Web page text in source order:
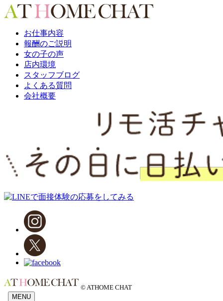
お仕事内容
報酬のご説明
女の子の声
店内環境
スタッフブログ
よくある質問
会社概要
© ATHOME CHAT
MENU